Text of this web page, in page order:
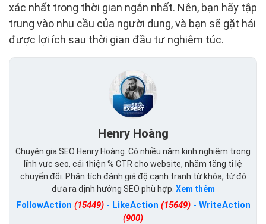
xác nhất trong thời gian ngắn nhất. Nên, bạn hãy tập
trung vào nhu cầu của người dung, và bạn sẽ gặt hái
được lợi ích sau thời gian đầu tư nghiêm túc.
Henry Hoàng
Chuyên gia SEO Henry Hoàng. Có nhiều năm kinh nghiệm trong
lĩnh vực seo, cải thiện % CTR cho website, nhằm tăng tỉ lệ
chuyển đổi. Phân tích đánh giá độ cạnh tranh từ khóa, từ đó
đưa ra định hướng SEO phù hợp. Xem thêm
FollowAction (15449)- LikeAction (15649)- WriteAction
(900)